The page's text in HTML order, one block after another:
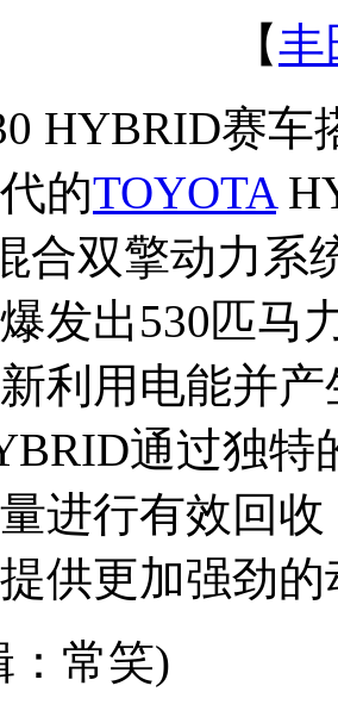
【丰
赛车
的TOYOTA
合双擎动力系
发出530匹马
利用电能并
通过独特
进行有效回
供更加强劲的
：常笑)